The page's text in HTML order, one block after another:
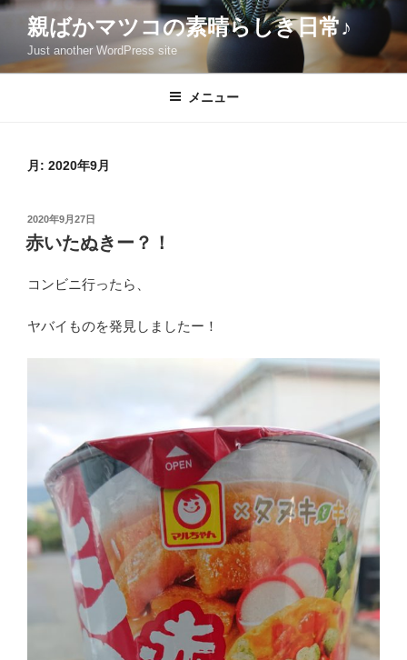
コ
ン
親ばかマツコの素晴らしき日常♪
Just another WordPress site
メニュー
月: 2020年9月
投
稿
日:
2020年9月27日
赤いたぬきー？！
コンビニ行ったら、
ヤバイものを発見しましたー！